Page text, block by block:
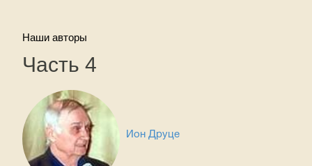
Наши авторы
Часть 4
Ион Друце